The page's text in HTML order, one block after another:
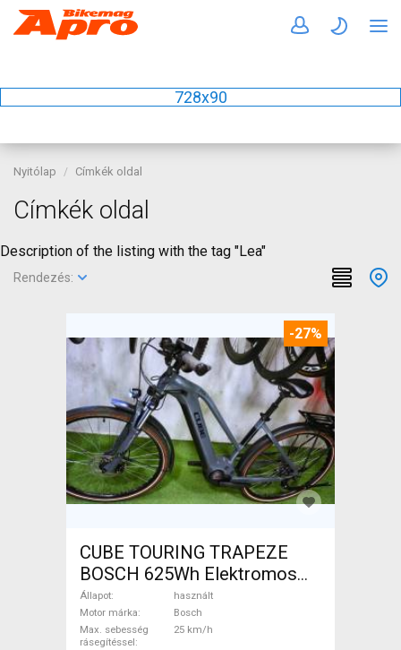
728x90
Nyitólap Címkék oldal
Címkék oldal
Description of the listing with the tag "Lea"
Rendezés:
-27%
CUBE TOURING TRAPEZE
BOSCH 625Wh Elektromos
Trekking/cross 25 km/h
Bosch 601-700 Wh használt
ELADÓ
Állapot
használt
Motor márka
Bosch
Max. sebesség
rásegítéssel
25 km/h